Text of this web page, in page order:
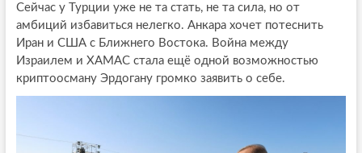
Сейчас у Турции уже не та стать, не та сила, но от
амбиций избавиться нелегко. Анкара хочет потеснить
Иран и США с Ближнего Востока. Война между
Израилем и ХАМАС стала ещё одной возможностью
криптоосману Эрдогану громко заявить о себе.